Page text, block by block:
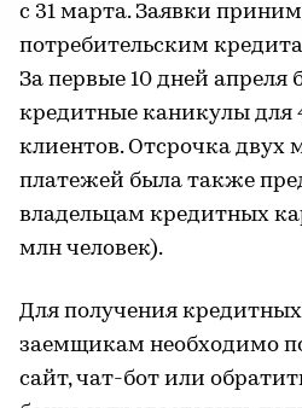
с 31 марта. Заявки
потребительским
За первые 10 дней апреля
кредитные каникулы для
клиентов. Отсрочка
платежей была также
владельцам кредитных
млн человек).
Для получения
заемщикам необходимо
сайт, чат-бот или